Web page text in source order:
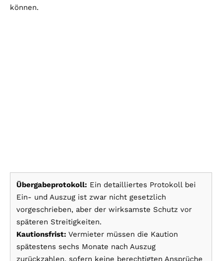
können.
Übergabeprotokoll: Ein detailliertes Protokoll bei
Ein- und Auszug ist zwar nicht gesetzlich
vorgeschrieben, aber der wirksamste Schutz vor
späteren Streitigkeiten.
Kautionsfrist: Vermieter müssen die Kaution
spätestens sechs Monate nach Auszug
zurückzahlen, sofern keine berechtigten Ansprüche